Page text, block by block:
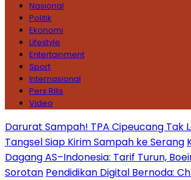
Nasional
Politik
Ekonomi
Lifestyle
Entertainment
Sport
Internasional
Pers Rilis
Video
Darurat Sampah! TPA Cipeucang Tak
Tangsel Siap Kirim Sampah ke Serang
Dagang AS–Indonesia: Tarif Turun,
Sorotan Pendidikan Digital Bernoda: